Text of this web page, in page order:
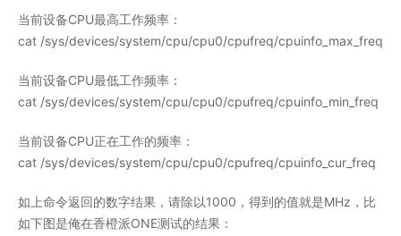
当前设备CPU最高工作频率：
cat /sys/devices/system/cpu/cpu0/cpufreq/cpuinfo_max_freq
当前设备CPU最低工作频率：
cat /sys/devices/system/cpu/cpu0/cpufreq/cpuinfo_min_freq
当前设备CPU正在工作的频率：
cat /sys/devices/system/cpu/cpu0/cpufreq/cpuinfo_cur_freq
如上命令返回的数字结果，请除以1000，得到的值就是MHz，比
如下图是俺在香橙派ONE测试的结果：